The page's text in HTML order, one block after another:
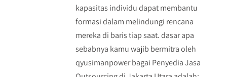
kapasitas individu dapat membantu
formasi dalam melindungi rencana
mereka di baris tiap saat. dasar apa
sebabnya kamu wajib bermitra oleh
qyusimanpower bagai Penyedia Jasa